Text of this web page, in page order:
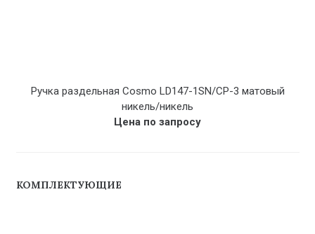
Ручка раздельная Cosmo LD147-1SN/CP-3 матовый
никель/никель
Цена по запросу
КОМПЛЕКТУЮЩИЕ